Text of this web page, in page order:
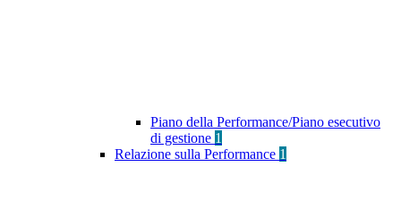
Piano della Performance/Piano esecutivo
di gestione 1
Relazione sulla Performance 1